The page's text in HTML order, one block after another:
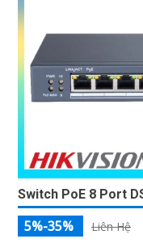
Switch PoE 8 Port
5%-35% Liên Hệ